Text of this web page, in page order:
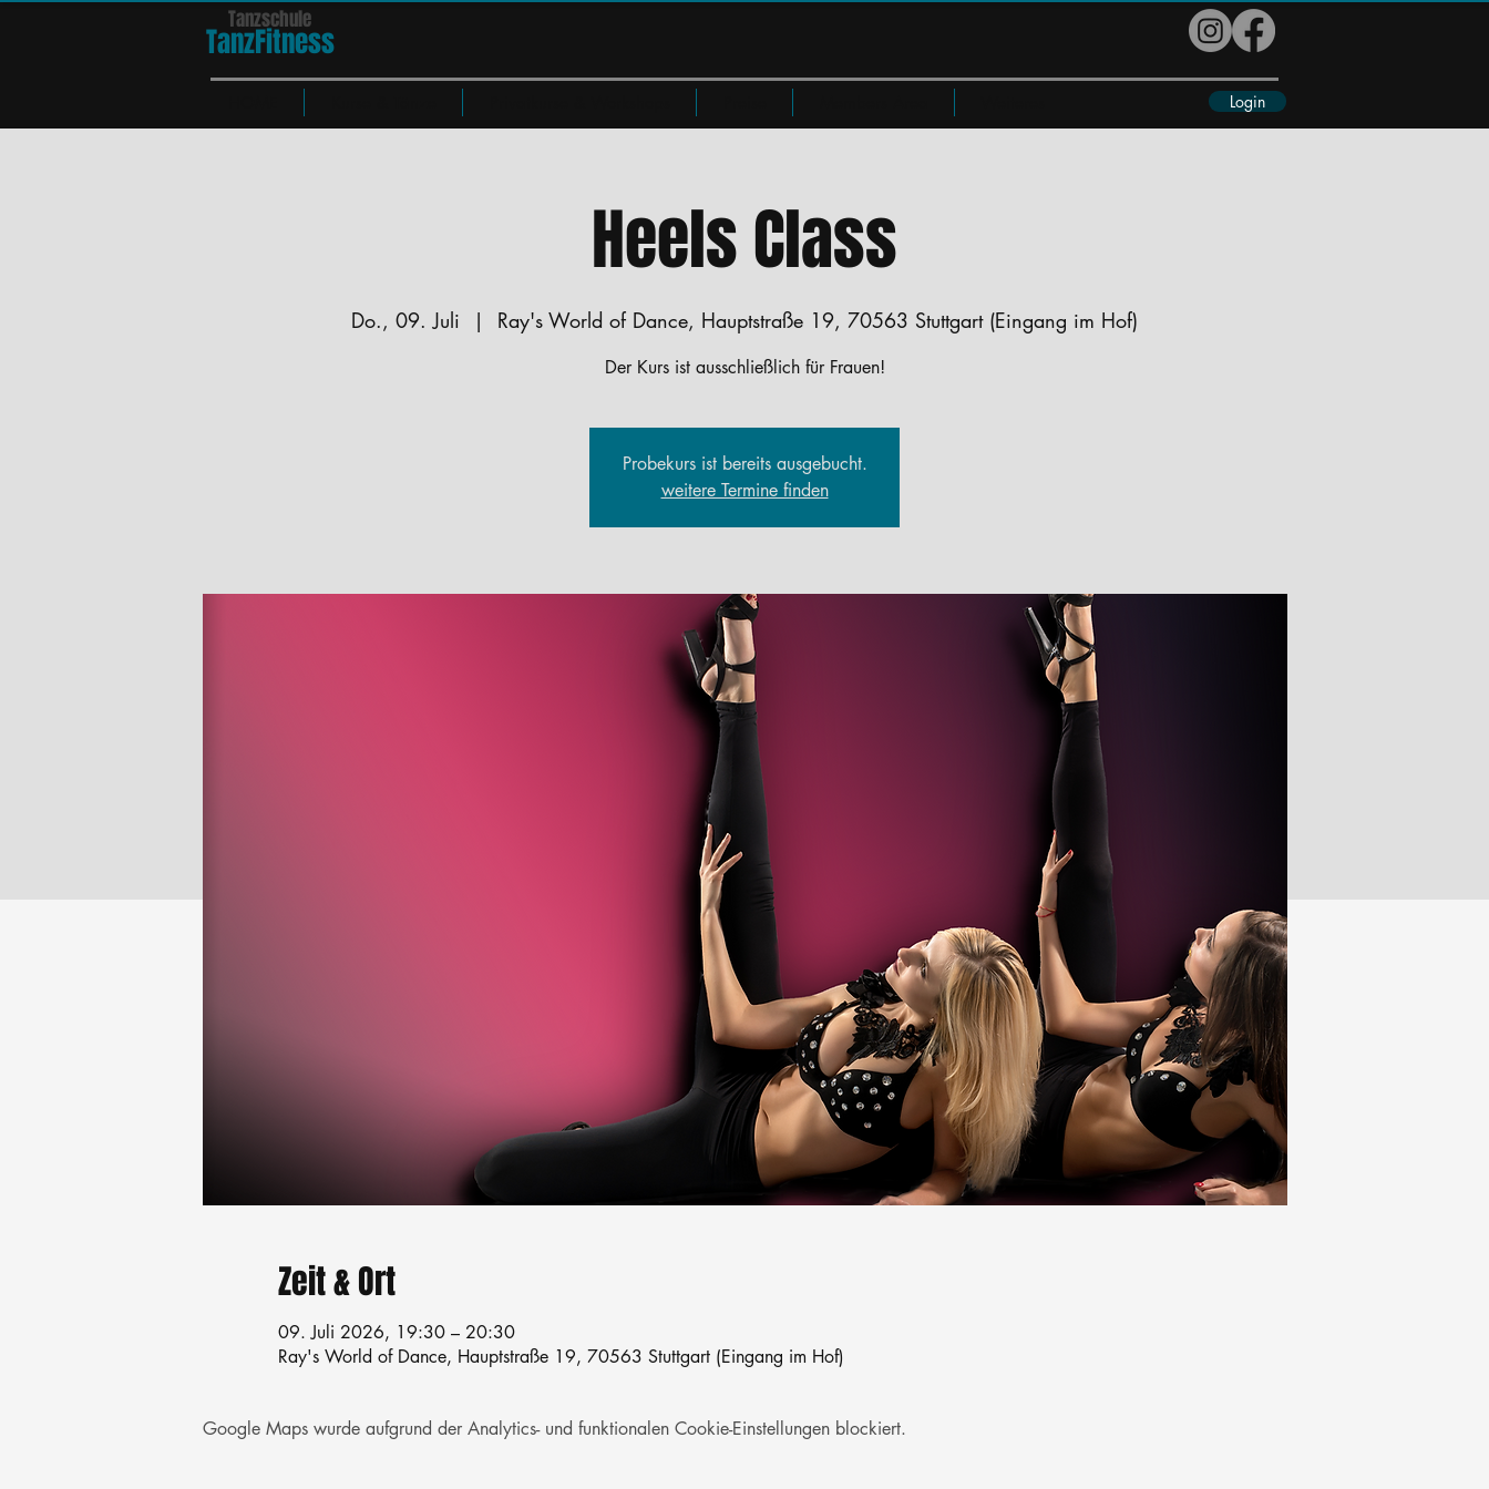
Tanzschule
TanzFitness
Login
Heels Class
Do., 09. Juli
  |
Ray's World of Dance, Hauptstraße 19, 70563 Stuttgart (Eingang im Hof)
Der Kurs ist ausschließlich für Frauen!
Probekurs ist bereits ausgebucht.
weitere Termine finden
Zeit & Ort
09. Juli 2026, 19:30 – 20:30
Ray's World of Dance, Hauptstraße 19, 70563 Stuttgart (Eingang im Hof)
Google Maps wurde aufgrund der Analytics- und funktionalen Cookie-Einstellungen blockiert.